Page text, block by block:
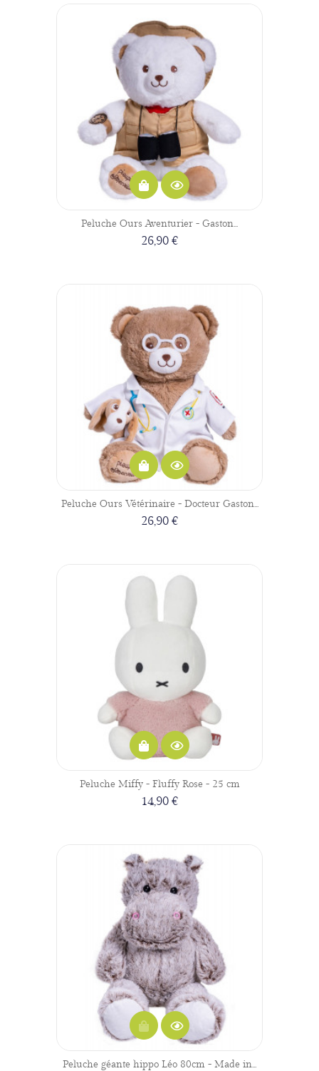
Peluche Ours Aventurier - Gaston...
26,90 €
Peluche Ours Vétérinaire - Docteur Gaston...
26,90 €
Peluche Miffy - Fluffy Rose - 25 cm
14,90 €
Peluche géante hippo Léo 80cm - Made in...